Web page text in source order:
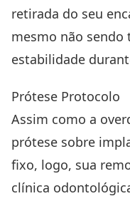
retirada do seu
mesmo não
estabilidade
Prótese Protocolo
Assim como a
prótese sobre
fixo, logo, sua
clínica